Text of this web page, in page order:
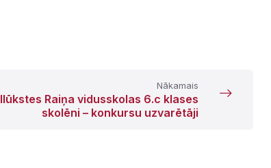
Nākamais
Ilūkstes Raiņa vidusskolas 6.c klases
skolēni – konkursu uzvarētāji